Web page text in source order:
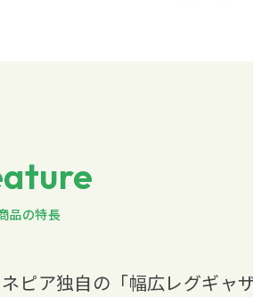
品の特長
ピア独自の「幅広レグギャ